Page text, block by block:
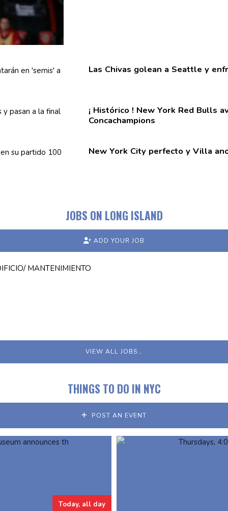
Las Chivas golean a Seattle y
¡ Histórico ! New York Red Bulls
Concachampions
New York City perfecto y Villa
JOBS ON LONG ISLAND
ADD YOUR JOB
MANTENIMIENTO
VIEW ALL JOBS…
THINGS TO DO IN NYC
POST AN EVENT
Today, all day